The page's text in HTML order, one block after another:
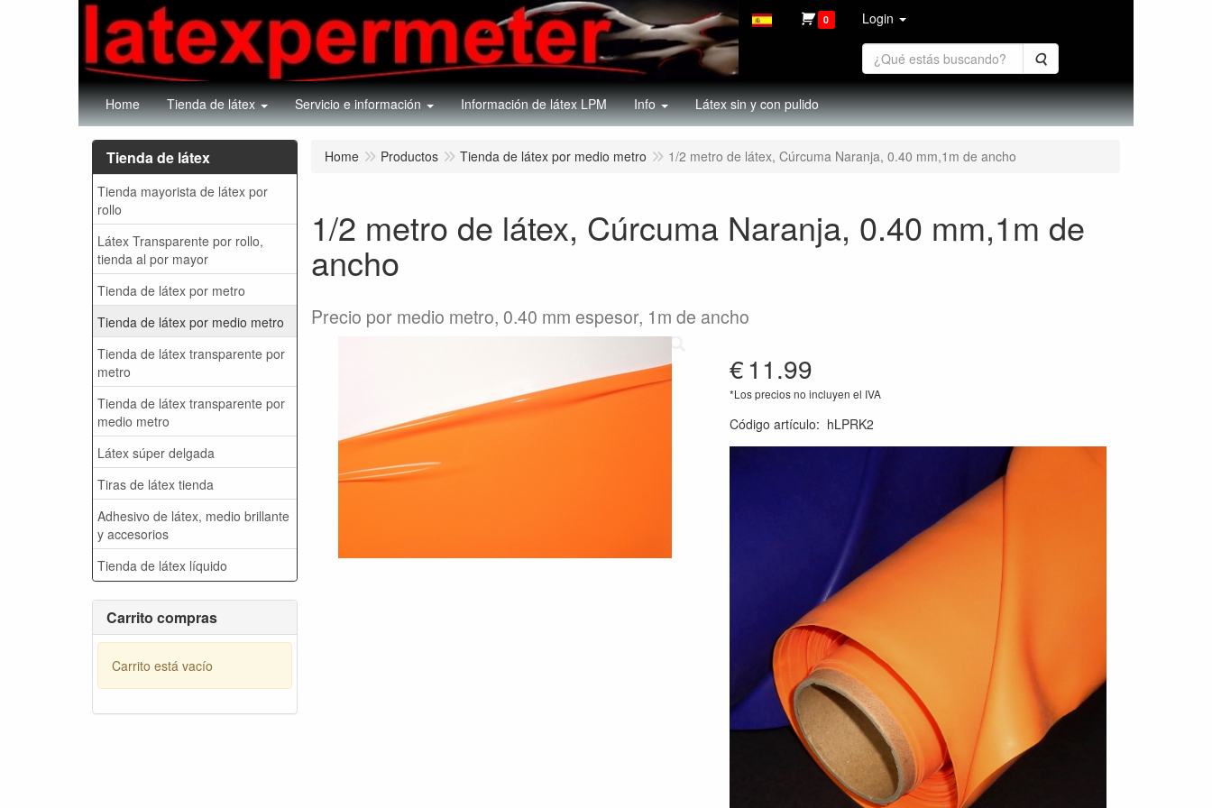
0 Login
Buscar
Home Tienda de látex Servicio e información Información de látex LPM Info Látex sin y con pulido
Tienda de látex
Tienda mayorista de látex por
rollo
Látex Transparente por rollo,
tienda al por mayor
Tienda de látex por metro
Tienda de látex por medio metro
Tienda de látex transparente por
metro
Tienda de látex transparente por
medio metro
Látex súper delgada
Tiras de látex tienda
Adhesivo de látex, medio brillante
y accesorios
Tienda de látex líquido
Carrito compras
Carrito está vacío
Home Productos Tienda de látex por medio metro 1/2 metro de látex, Cúrcuma Naranja, 0.40 mm,1m de ancho
1/2 metro de látex, Cúrcuma Naranja, 0.40 mm,1m de
ancho
Precio por medio metro, 0.40 mm espesor, 1m de ancho
€11.99
*Los precios no incluyen el IVA
Código artículo: hLPRK2